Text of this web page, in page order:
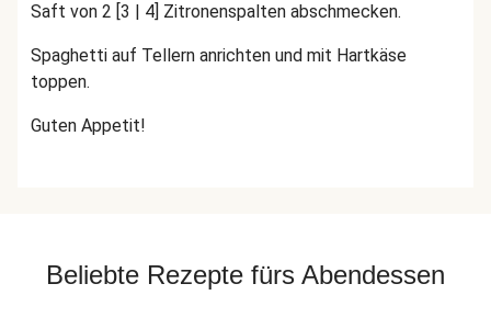
Saft von 2 [3 | 4] Zitronenspalten abschmecken.
Spaghetti auf Tellern anrichten und mit Hartkäse
toppen.
Guten Appetit!
Beliebte Rezepte fürs Abendessen